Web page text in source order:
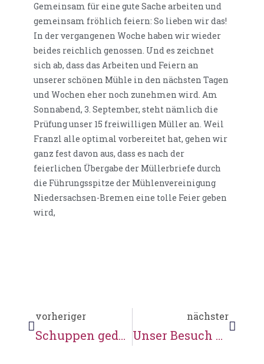
Gemeinsam für eine gute Sache arbeiten und
gemeinsam fröhlich feiern: So lieben wir das!
In der vergangenen Woche haben wir wieder
beides reichlich genossen. Und es zeichnet
sich ab, dass das Arbeiten und Feiern an
unserer schönen Mühle in den nächsten Tagen
und Wochen eher noch zunehmen wird. Am
Sonnabend, 3. September, steht nämlich die
Prüfung unser 15 freiwilligen Müller an. Weil
Franzl alle optimal vorbereitet hat, gehen wir
ganz fest davon aus, dass es nach der
feierlichen Übergabe der Müllerbriefe durch
die Führungsspitze der Mühlenvereinigung
Niedersachsen-Bremen eine tolle Feier geben
wird,
vorheriger
Schuppen gedeckt
nächster
Unser Besuch beim Bundespräsidenten